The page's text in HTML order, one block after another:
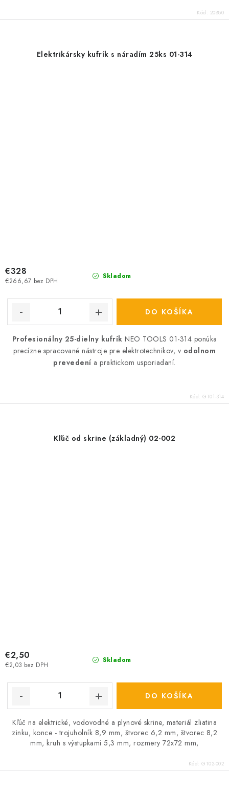
Kód: 20880
Elektrikársky kufrík s náradím 25ks 01-314
Skladom
€266,67 bez DPH
€328
DO KOŠÍKA
Profesionálny 25-dielny kufrík NEO TOOLS 01-314 ponúka
precízne spracované nástroje pre elektrotechnikov, v odolnom
prevedení a praktickom usporiadaní.
Kód: GT01-314
Kľúč od skrine (základný) 02-002
Skladom
€2,03 bez DPH
€2,50
DO KOŠÍKA
Kľúč na elektrické, vodovodné a plynové skrine, materiál zliatina
zinku, konce - trojuholník 8,9 mm, štvorec 6,2 mm, štvorec 8,2
mm, kruh s výstupkami 5,3 mm, rozmery 72x72 mm,
Kód: GT02-002